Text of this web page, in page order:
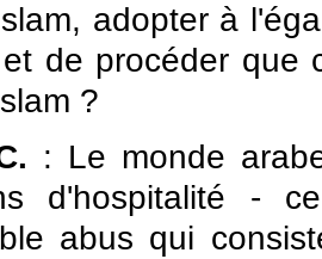
adopter à
de procéder que
?
: Le monde
d'hospitalité -
abus qui